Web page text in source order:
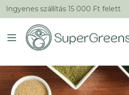
Ingyenes szállítás 15 000 Ft felett